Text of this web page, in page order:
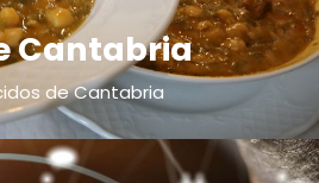
Cantabria
de Cantabria